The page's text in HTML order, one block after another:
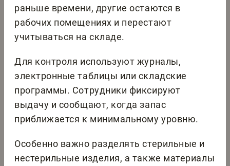
раньше времени, другие остаются в
рабочих помещениях и перестают
учитываться на складе.
Для контроля используют журналы,
электронные таблицы или складские
программы. Сотрудники фиксируют
выдачу и сообщают, когда запас
приближается к минимальному уровню.
Особенно важно разделять стерильные и
нестерильные изделия, а также материалы